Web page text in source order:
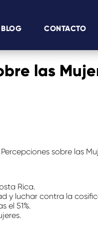
BLOG CONTACTO
las
sobre las
Rica.
y luchar contra la
el 51%.